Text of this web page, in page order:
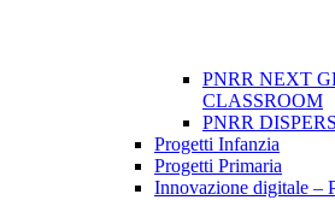
PNRR NEXT
CLASSROOM
PNRR
Progetti Infanzia
Progetti Primaria
Innovazione digitale –